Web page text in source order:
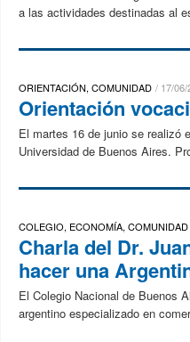
a las actividades destinadas al
ORIENTACIÓN, COMUNIDAD 17/
Orientación
El martes 16 de junio se realizó
Universidad de Buenos Aires.
COLEGIO, ECONOMÍA, COMUNIDAD
Charla del Dr.
hacer una
El Colegio Nacional de Buenos
argentino especializado en